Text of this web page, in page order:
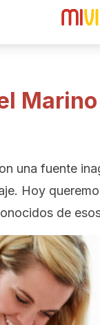
Marino
una fuente
Hoy
de